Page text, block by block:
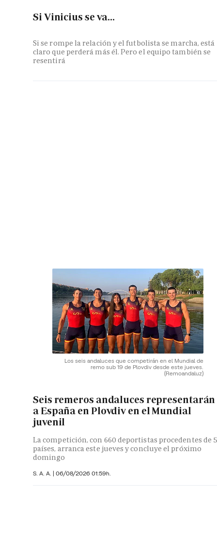
Si Vinicius se va...
Si se rompe la relación y el futbolista se marcha, está
claro que perderá más él. Pero el equipo también se
resentirá
Los seis andaluces que competirán en el Mundial de
remo sub 19 de Plovdiv desde este jueves.
(Remoandaluz)
Seis remeros andaluces representarán
a España en Plovdiv en el Mundial
juvenil
La competición, con 660 deportistas procedentes de
países, arranca este jueves y concluye el próximo
domingo
S. A. A. | 06/08/2026 01:59h.